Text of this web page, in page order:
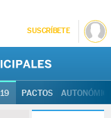
SUSCRÍBETE
PACTOS